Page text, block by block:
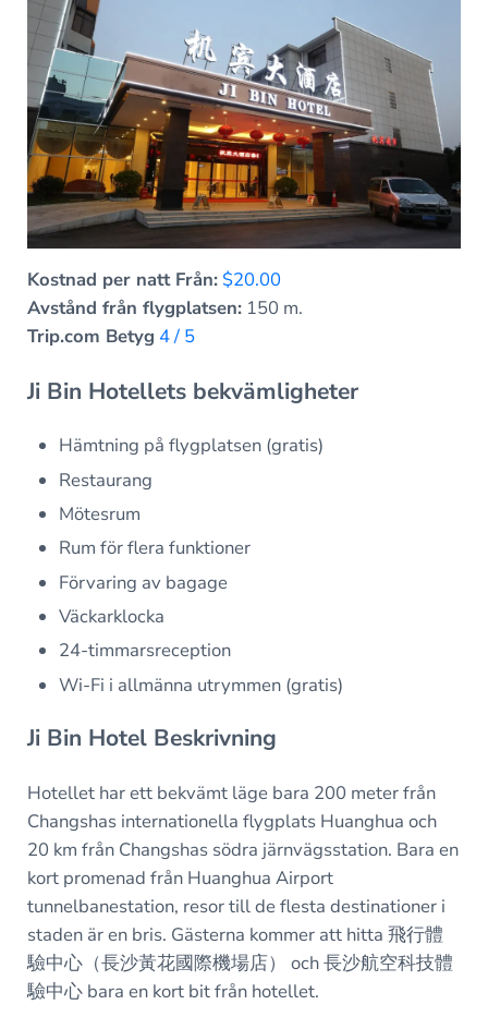
Kostnad per natt Från: $20.00
Avstånd från flygplatsen:150 m.
Trip.com Betyg 4 / 5
Ji Bin Hotellets bekvämligheter
Hämtning på flygplatsen (gratis)
Restaurang
Mötesrum
Rum för flera funktioner
Förvaring av bagage
Väckarklocka
24-timmarsreception
Wi-Fi i allmänna utrymmen (gratis)
Ji Bin Hotel Beskrivning
Hotellet har ett bekvämt läge bara 200 meter från
Changshas internationella flygplats Huanghua och
20 km från Changshas södra järnvägsstation. Bara en
kort promenad från Huanghua Airport
tunnelbanestation, resor till de flesta destinationer i
staden är en bris. Gästerna kommer att hitta 飛行體
驗中心（長沙黃花國際機場店） och 長沙航空科技體
驗中心 bara en kort bit från hotellet.